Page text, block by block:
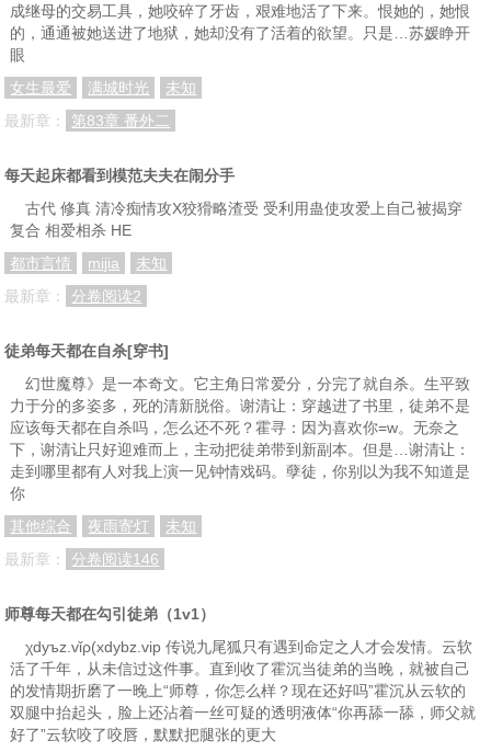
成继母的交易工具，她咬碎了牙齿，艰难地活了下来。恨她的，她恨
的，通通被她送进了地狱，她却没有了活着的欲望。只是…苏媛睁开
眼
女生最爱
满城时光
未知
最新章：
第83章 番外二
每天起床都看到模范夫夫在闹分手
古代 修真 清冷痴情攻X狡猾略渣受 受利用蛊使攻爱上自己被揭穿
复合 相爱相杀 HE
都市言情
mijia
未知
最新章：
分卷阅读2
徒弟每天都在自杀[穿书]
幻世魔尊》是一本奇文。它主角日常爱分，分完了就自杀。生平致
力于分的多姿多，死的清新脱俗。谢清让：穿越进了书里，徒弟不是
应该每天都在自杀吗，怎么还不死？霍寻：因为喜欢你=w。无奈之
下，谢清让只好迎难而上，主动把徒弟带到新副本。但是…谢清让：
走到哪里都有人对我上演一见钟情戏码。孽徒，你别以为我不知道是
你
其他综合
夜雨寄灯
未知
最新章：
分卷阅读146
师尊每天都在勾引徒弟（1v1）
χdyъz.vǐρ(xdybz.vip 传说九尾狐只有遇到命定之人才会发情。云软
活了千年，从未信过这件事。直到收了霍沉当徒弟的当晚，就被自己
的发情期折磨了一晚上“师尊，你怎么样？现在还好吗”霍沉从云软的
双腿中抬起头，脸上还沾着一丝可疑的透明液体“你再舔一舔，师父就
好了”云软咬了咬唇，默默把腿张的更大